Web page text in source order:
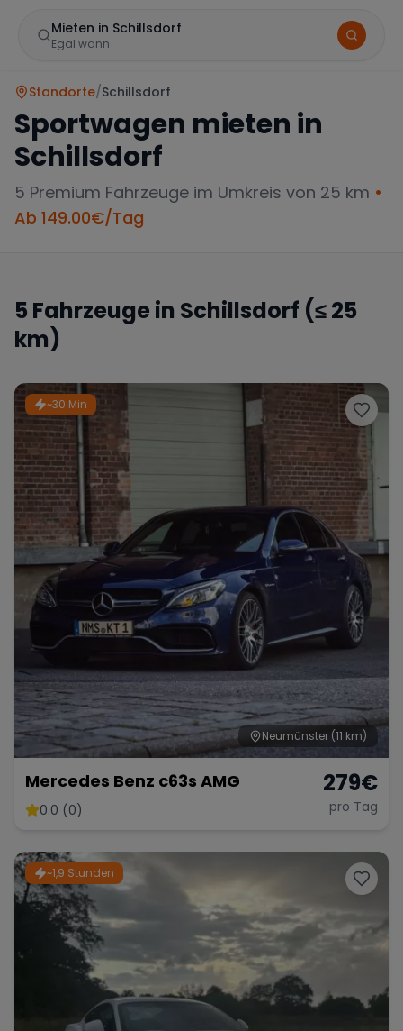
Mieten in Schillsdorf
Egal wann
Porsche Ferrari
McLaren Jaguar
Tesla Chevrolet
Bentley Rolls Royce Aston Martin
Bugatti Lotus Maserati
Range Rover
Wann
Zeitraum wählen
Standorte/Schillsdorf
Sportwagen mieten in
Schillsdorf
5 Premium Fahrzeuge im Umkreis von 25 km •
Ab 149.00€/Tag
5 Fahrzeuge in Schillsdorf (≤ 25
km)
~30 Min
Neumünster (11 km)
Mercedes Benz c63s AMG
0.0 (0)
279€
pro Tag
~1,9 Stunden